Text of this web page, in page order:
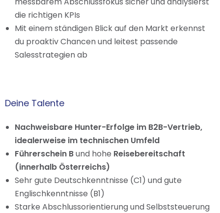
die richtigen KPIs
Mit einem ständigen Blick auf den Markt erkennst
du proaktiv Chancen und leitest passende
Salesstrategien ab
Deine Talente
Nachweisbare Hunter-Erfolge im B2B-Vertrieb,
idealerweise im technischen Umfeld
Führerschein Bund hohe Reisebereitschaft
(innerhalb Österreichs)
Sehr gute Deutschkenntnisse (C1) und gute
Englischkenntnisse (B1)
Starke Abschlussorientierung und Selbststeuerung